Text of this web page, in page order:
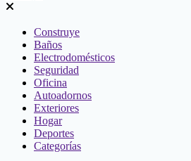
Construye
Baños
Electrodomésticos
Seguridad
Oficina
Autoadornos
Exteriores
Hogar
Deportes
Categorías